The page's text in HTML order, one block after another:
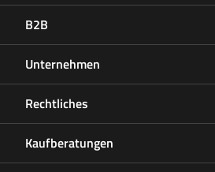
B2B
Unternehmen
Rechtliches
Kaufberatungen